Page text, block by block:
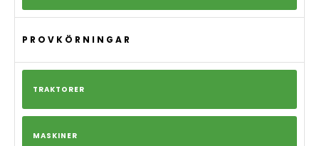
PROVKÖRNINGAR
TRAKTORER
MASKINER